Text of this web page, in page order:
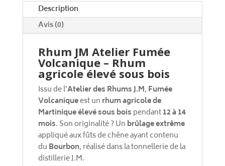
:
Description
Avis (0)
Rhum JM Atelier Fumée
Volcanique – Rhum
agricole élevé sous bois
Issu de l’Atelier des Rhums J.M, Fumée
Volcaniqueest un rhum agricole de
Martinique élevé sous bois pendant12 à 14
mois. Son originalité ? Un brûlage extrême
appliqué aux fûts de chêne ayant contenu
du Bourbon, réalisé dans la tonnellerie de la
distillerie J.M.